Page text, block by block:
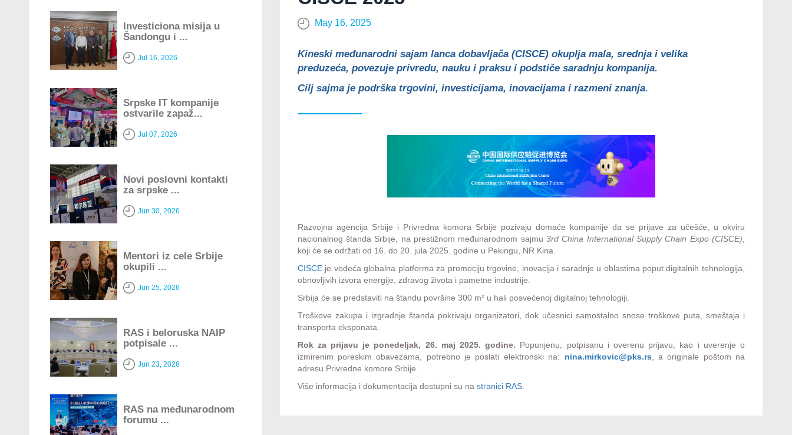
Investiciona misija u
Šandongu i ...
Jul 16, 2026
Srpske IT kompanije
ostvarile zapaž...
Jul 07, 2026
Novi poslovni kontakti
za srpske ...
Jun 30, 2026
Mentori iz cele Srbije
okupili ...
Jun 25, 2026
RAS i beloruska NAIP
potpisale ...
Jun 23, 2026
RAS na međunarodnom
forumu ...
May 16, 2025
Kineski međunarodni sajam lanca dobavljača (CISCE) okuplja mala, srednja i velika
preduzeća, povezuje privredu, nauku i praksu i podstiče saradnju kompanija.
Cilj sajma je podrška trgovini, investicijama, inovacijama i razmeni znanja.
Razvojna agencija Srbije i Privredna komora Srbije pozivaju domaće kompanije da se prijave za učešće, u okviru
nacionalnog štanda Srbije, na prestižnom međunarodnom sajmu 3rd China International Supply Chain Expo (CISCE)
koji će se održati od 16. do 20. jula 2025. godine u Pekingu, NR Kina.
CISCEje vodeća globalna platforma za promociju trgovine, inovacija i saradnje u oblastima poput digitalnih tehnologija,
obnovljivih izvora energije, zdravog života i pametne industrije.
Srbija će se predstaviti na štandu površine 300 m² u hali posvećenoj digitalnoj tehnologiji.
Troškove zakupa i izgradnje štanda pokrivaju organizatori, dok učesnici samostalno snose troškove puta, smeštaja i
transporta eksponata.
Rok za prijavu je ponedeljak, 26. maj 2025. godine. Popunjenu, potpisanu i overenu prijavu, kao i uverenje o
izmirenim poreskim obavezama, potrebno je poslati elektronski na: nina.mirkovic@pks.rs , a originale poštom na
adresu Privredne komore Srbije.
Više informacija i dokumentacija dostupni su na stranici RAS.